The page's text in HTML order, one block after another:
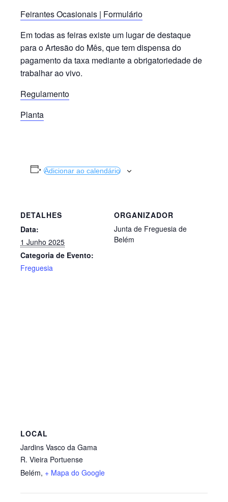
Feirantes Ocasionais | Formulário
Em todas as feiras existe um lugar de destaque
para o Artesão do Mês, que tem dispensa do
pagamento da taxa mediante a obrigatoriedade de
trabalhar ao vivo.
Regulamento
Planta
Adicionar ao calendário
DETALHES
Data:
1 Junho 2025
Categoria de Evento:
Freguesia
ORGANIZADOR
Junta de Freguesia de
Belém
LOCAL
Jardins Vasco da Gama
R. Vieira Portuense
Belém, + Mapa do Google